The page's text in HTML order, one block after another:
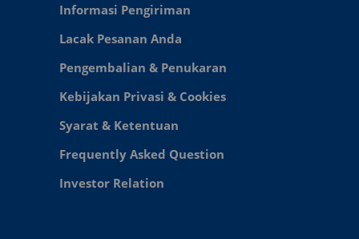
Informasi Pengiriman
Lacak Pesanan Anda
Pengembalian & Penukaran
Kebijakan Privasi & Cookies
Syarat & Ketentuan
Frequently Asked Question
Investor Relation